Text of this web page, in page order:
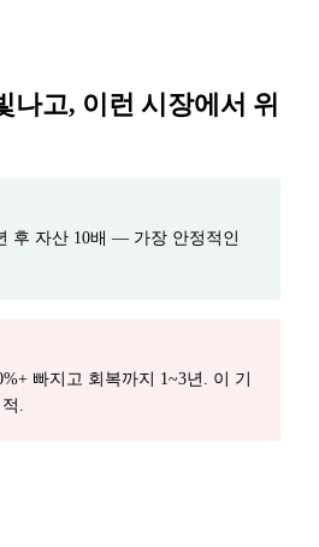
나고, 이런 시장에서 위
후 자산 10배 — 가장 안정적인
빠지고 회복까지 1~3년. 이 기
.